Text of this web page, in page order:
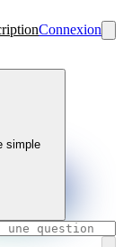
Connexion
simple